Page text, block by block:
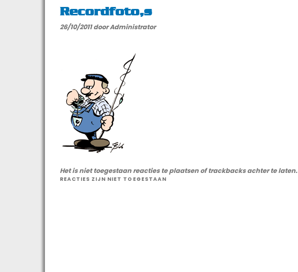
Recordfoto’s
26/10/2011 door Administrator
Het is niet toegestaan reacties te plaatsen of trackbacks achter te laten.
REACTIES ZIJN NIET TOEGESTAAN